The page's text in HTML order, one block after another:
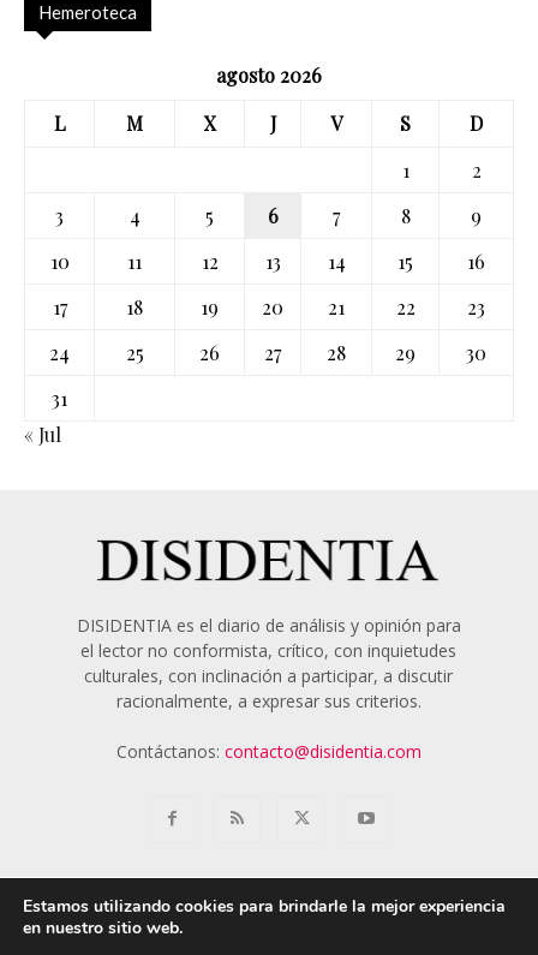
Hemeroteca
agosto 2026
L
M X J V S
D
1
2
3
4 5 6 7 8
9
10
11 12 13 14 15
16
17
18 19 20 21 22
23
24
25 26 27 28 29
30
31
« Jul
DISIDENTIA es el diario de análisis y opinión para
el lector no conformista, crítico, con inquietudes
culturales, con inclinación a participar, a discutir
racionalmente, a expresar sus criterios.
Contáctanos: contacto@disidentia.com
Estamos utilizando cookies para brindarle la mejor experiencia
en nuestro sitio web.